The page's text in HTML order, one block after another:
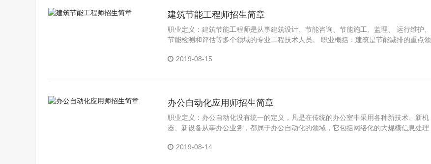
建筑节能工程师招生简章
职业定义：建筑节能工程师是从事建筑设计、节能咨询、节能施工、监理、 运行维护、
节能检测和评估等多个领域的专业工程技术人员。 职业概括：建筑是节能减排的重点领
2019-08-15
办公自动化应用师招生简章
职业定义：办公自动化没有统一的定义，凡是在传统的办公室中采用各种新技术、新机
器、新设备从事办公业务，都属于办公自动化的领域，它包括网络化的大规模信息处理
2019-08-14